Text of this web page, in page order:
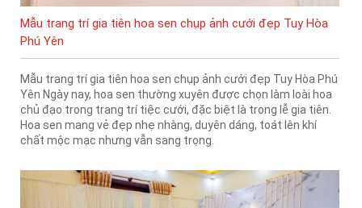
Mẫu trang trí gia tiên hoa sen chụp ảnh cưới đẹp Tuy Hòa
Phú Yên
Mẫu trang trí gia tiên hoa sen chụp ảnh cưới đẹp Tuy Hòa Phú
Yên Ngày nay, hoa sen thường xuyên được chọn làm loài hoa
chủ đạo trong trang trí tiệc cưới, đặc biệt là trong lễ gia tiên.
Hoa sen mang vẻ đẹp nhẹ nhàng, duyên dáng, toát lên khí
chất mộc mạc nhưng vẫn sang trọng.